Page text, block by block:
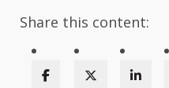
Share this content: